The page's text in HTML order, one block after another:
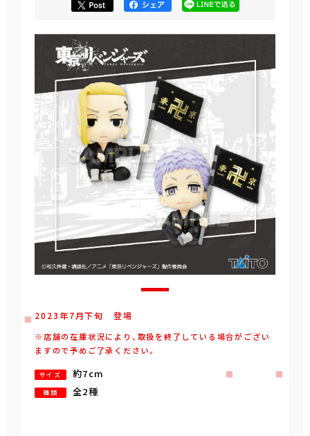
2023年7月下旬 登場
※店舗の在庫状況により、取扱を終了している場合がござい
ますので予めご了承ください。
サイズ 約7cm
種類 全2種